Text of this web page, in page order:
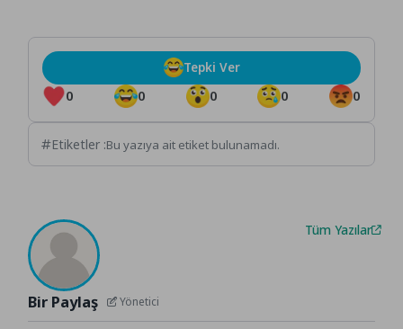
0 0 0 0 0
Tepki Ver
Etiketler :Bu yazıya ait etiket bulunamadı.
Bir Paylaş Yönetici
Tüm Yazılar